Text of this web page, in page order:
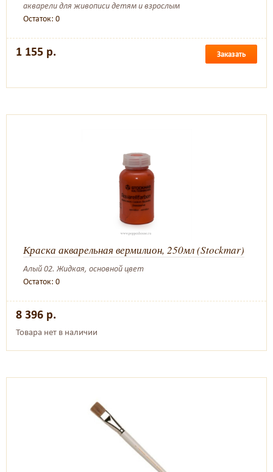
акварели для живописи детям и взрослым
Остаток: 0
1 155 р. Заказать
Краска акварельная вермилион, 250мл (Stockmar)
Алый 02. Жидкая, основной цвет
Остаток: 0
8 396 р.
Товара нет в наличии